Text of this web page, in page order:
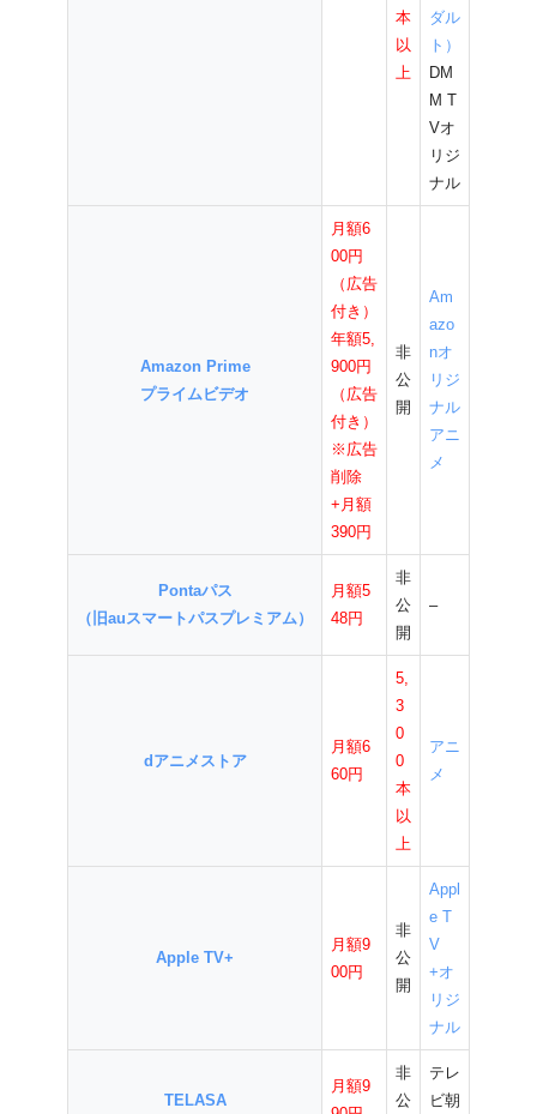
本
以
上
ダル
ト）
DM
M T
Vオ
リジ
ナル
Amazon Prime
プライムビデオ
月額6
00円
（広告
付き）
年額5,
900円
（広告
付き）
※広告
削除
+月額
390円
非
公
開
Am
azo
nオ
リジ
ナル
アニ
メ
Pontaパス
（旧auスマートパスプレミアム）
月額5
48円
非
公
開
–
dアニメストア
月額6
60円
5,
3
0
0
本
以
上
アニ
メ
Apple TV+
月額9
00円
非
公
開
Appl
e T
V
+オ
リジ
ナル
TELASA
月額9
非
公
テレ
ビ朝